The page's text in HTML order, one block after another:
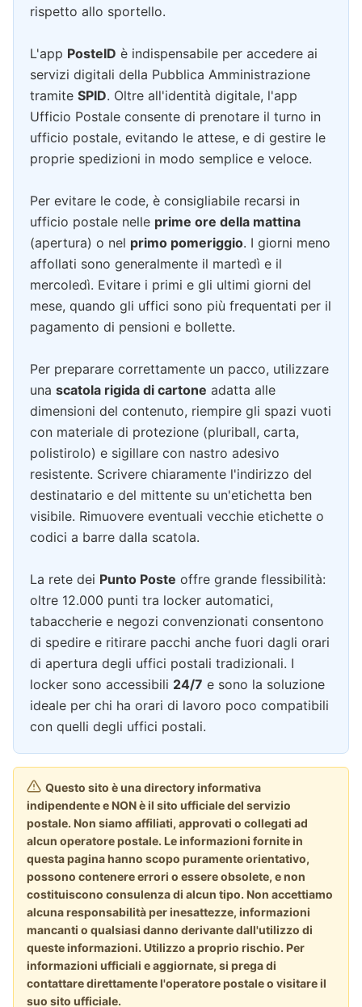
rispetto allo sportello.
L'app PosteID è indispensabile per accedere ai
servizi digitali della Pubblica Amministrazione
tramite SPID. Oltre all'identità digitale, l'app
Ufficio Postale consente di prenotare il turno in
ufficio postale, evitando le attese, e di gestire le
proprie spedizioni in modo semplice e veloce.
Per evitare le code, è consigliabile recarsi in
ufficio postale nelle prime ore della mattina
(apertura) o nel primo pomeriggio. I giorni meno
affollati sono generalmente il martedì e il
mercoledì. Evitare i primi e gli ultimi giorni del
mese, quando gli uffici sono più frequentati per il
pagamento di pensioni e bollette.
Per preparare correttamente un pacco, utilizzare
una scatola rigida di cartone adatta alle
dimensioni del contenuto, riempire gli spazi vuoti
con materiale di protezione (pluriball, carta,
polistirolo) e sigillare con nastro adesivo
resistente. Scrivere chiaramente l'indirizzo del
destinatario e del mittente su un'etichetta ben
visibile. Rimuovere eventuali vecchie etichette o
codici a barre dalla scatola.
La rete dei Punto Poste offre grande flessibilità:
oltre 12.000 punti tra locker automatici,
tabaccherie e negozi convenzionati consentono
di spedire e ritirare pacchi anche fuori dagli orari
di apertura degli uffici postali tradizionali. I
locker sono accessibili 24/7 e sono la soluzione
ideale per chi ha orari di lavoro poco compatibili
con quelli degli uffici postali.
Questo sito è una directory informativa
indipendente e NON è il sito ufficiale del servizio
postale. Non siamo affiliati, approvati o collegati ad
alcun operatore postale. Le informazioni fornite in
questa pagina hanno scopo puramente orientativo,
possono contenere errori o essere obsolete, e non
costituiscono consulenza di alcun tipo. Non accettiamo
alcuna responsabilità per inesattezze, informazioni
mancanti o qualsiasi danno derivante dall'utilizzo di
queste informazioni. Utilizzo a proprio rischio. Per
informazioni ufficiali e aggiornate, si prega di
contattare direttamente l'operatore postale o visitare il
suo sito ufficiale.